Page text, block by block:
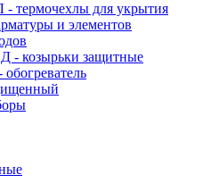
термочехлы для укрытия
и элементов
козырьки защитные